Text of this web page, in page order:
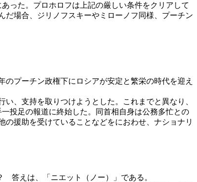
った。プロホロフは上記の厳しい条件をクリアして
場合、ジリノフスキーやミローノフ同様、プーチン
のプーチン政権下にロシアが安定と繁栄の時代を迎え
、支持を取りつけようとした。これまでと異なり、
投足の報道に終始した。同首相自身は公務多忙との
援助を受けていることなどをにおわせ、ナショナリ
答えは、「ニエット（ノー）」である。